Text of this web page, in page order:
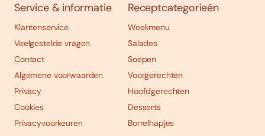
Service & informatie
Klantenservice
Veelgestelde vragen
Contact
Algemene voorwaarden
Privacy
Cookies
Privacyvoorkeuren
Receptcategorieën
Weekmenu
Salades
Soepen
Voorgerechten
Hoofdgerechten
Desserts
Borrelhapjes